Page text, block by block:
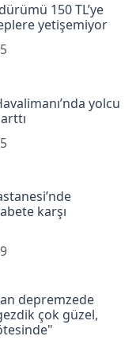
150 TL’ye
yetişemiyor
yolcu
karşı
depremzede
çok güzel,